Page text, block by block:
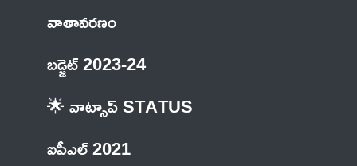
వాతావరణం
బడ్జెట్ 2023-24
🌟 వాట్సాప్ STATUS
ఐపీఎల్ 2021